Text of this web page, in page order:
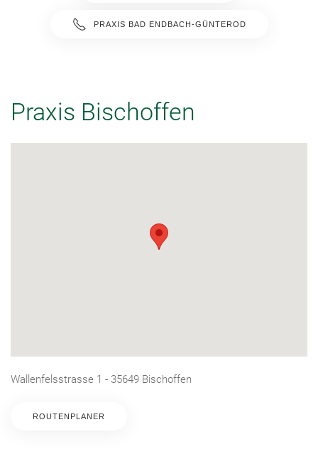
PRAXIS BAD ENDBACH-GÜNTEROD
Praxis Bischoffen
Wallenfelsstrasse 1 - 35649 Bischoffen
ROUTENPLANER